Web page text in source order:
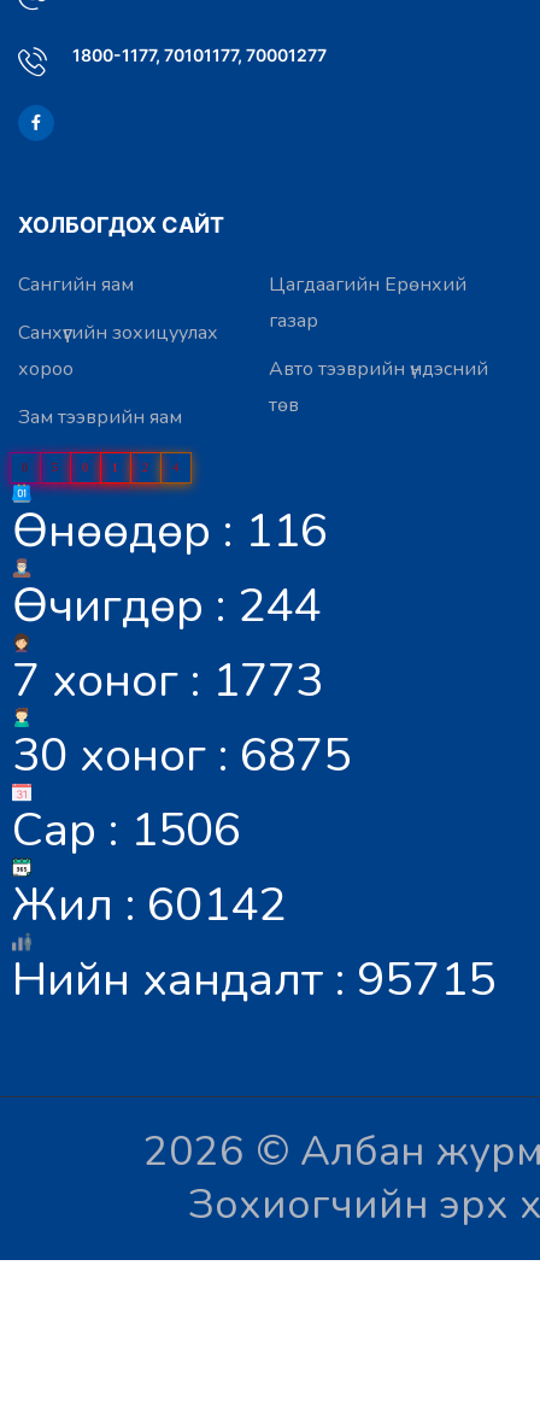
1800-1177, 70101177, 70001277
ХОЛБОГДОХ САЙТ
Сангийн яам
Санхүүгийн зохицуулах
хороо
Зам тээврийн яам
Цагдаагийн Ерөнхий
газар
Авто тээврийн үндэсний
төв
0 5 0 1 2 4
Өнөөдөр : 116
Өчигдөр : 244
7 хоног : 1773
30 хоног : 6875
Сар : 1506
Жил : 60142
Нийн хандалт : 95715
2026 © Албан
Зохиогчийн эрх